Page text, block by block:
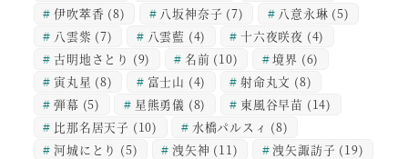
伊吹萃香 (8) 八坂神奈子 (7) 八意永琳 (5)
八雲紫 (7) 八雲藍 (4) 十六夜咲夜 (4)
古明地さとり (9) 名前 (10) 境界 (6)
寅丸星 (8) 富士山 (4) 射命丸文 (8)
弾幕 (5) 星熊勇儀 (8) 東風谷早苗 (14)
比那名居天子 (10) 水橋パルスィ (8)
河城にとり (5) 洩矢神 (11) 洩矢諏訪子 (19)